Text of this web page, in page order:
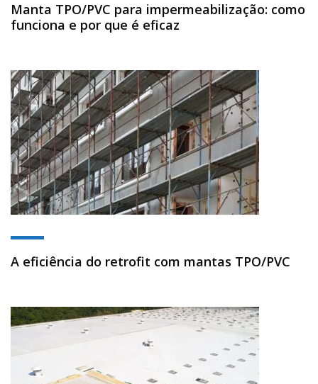
Manta TPO/PVC para impermeabilização: como
funciona e por que é eficaz
A eficiência do retrofit com mantas TPO/PVC